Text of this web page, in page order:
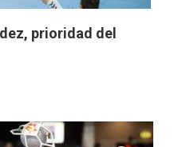
prioridad del